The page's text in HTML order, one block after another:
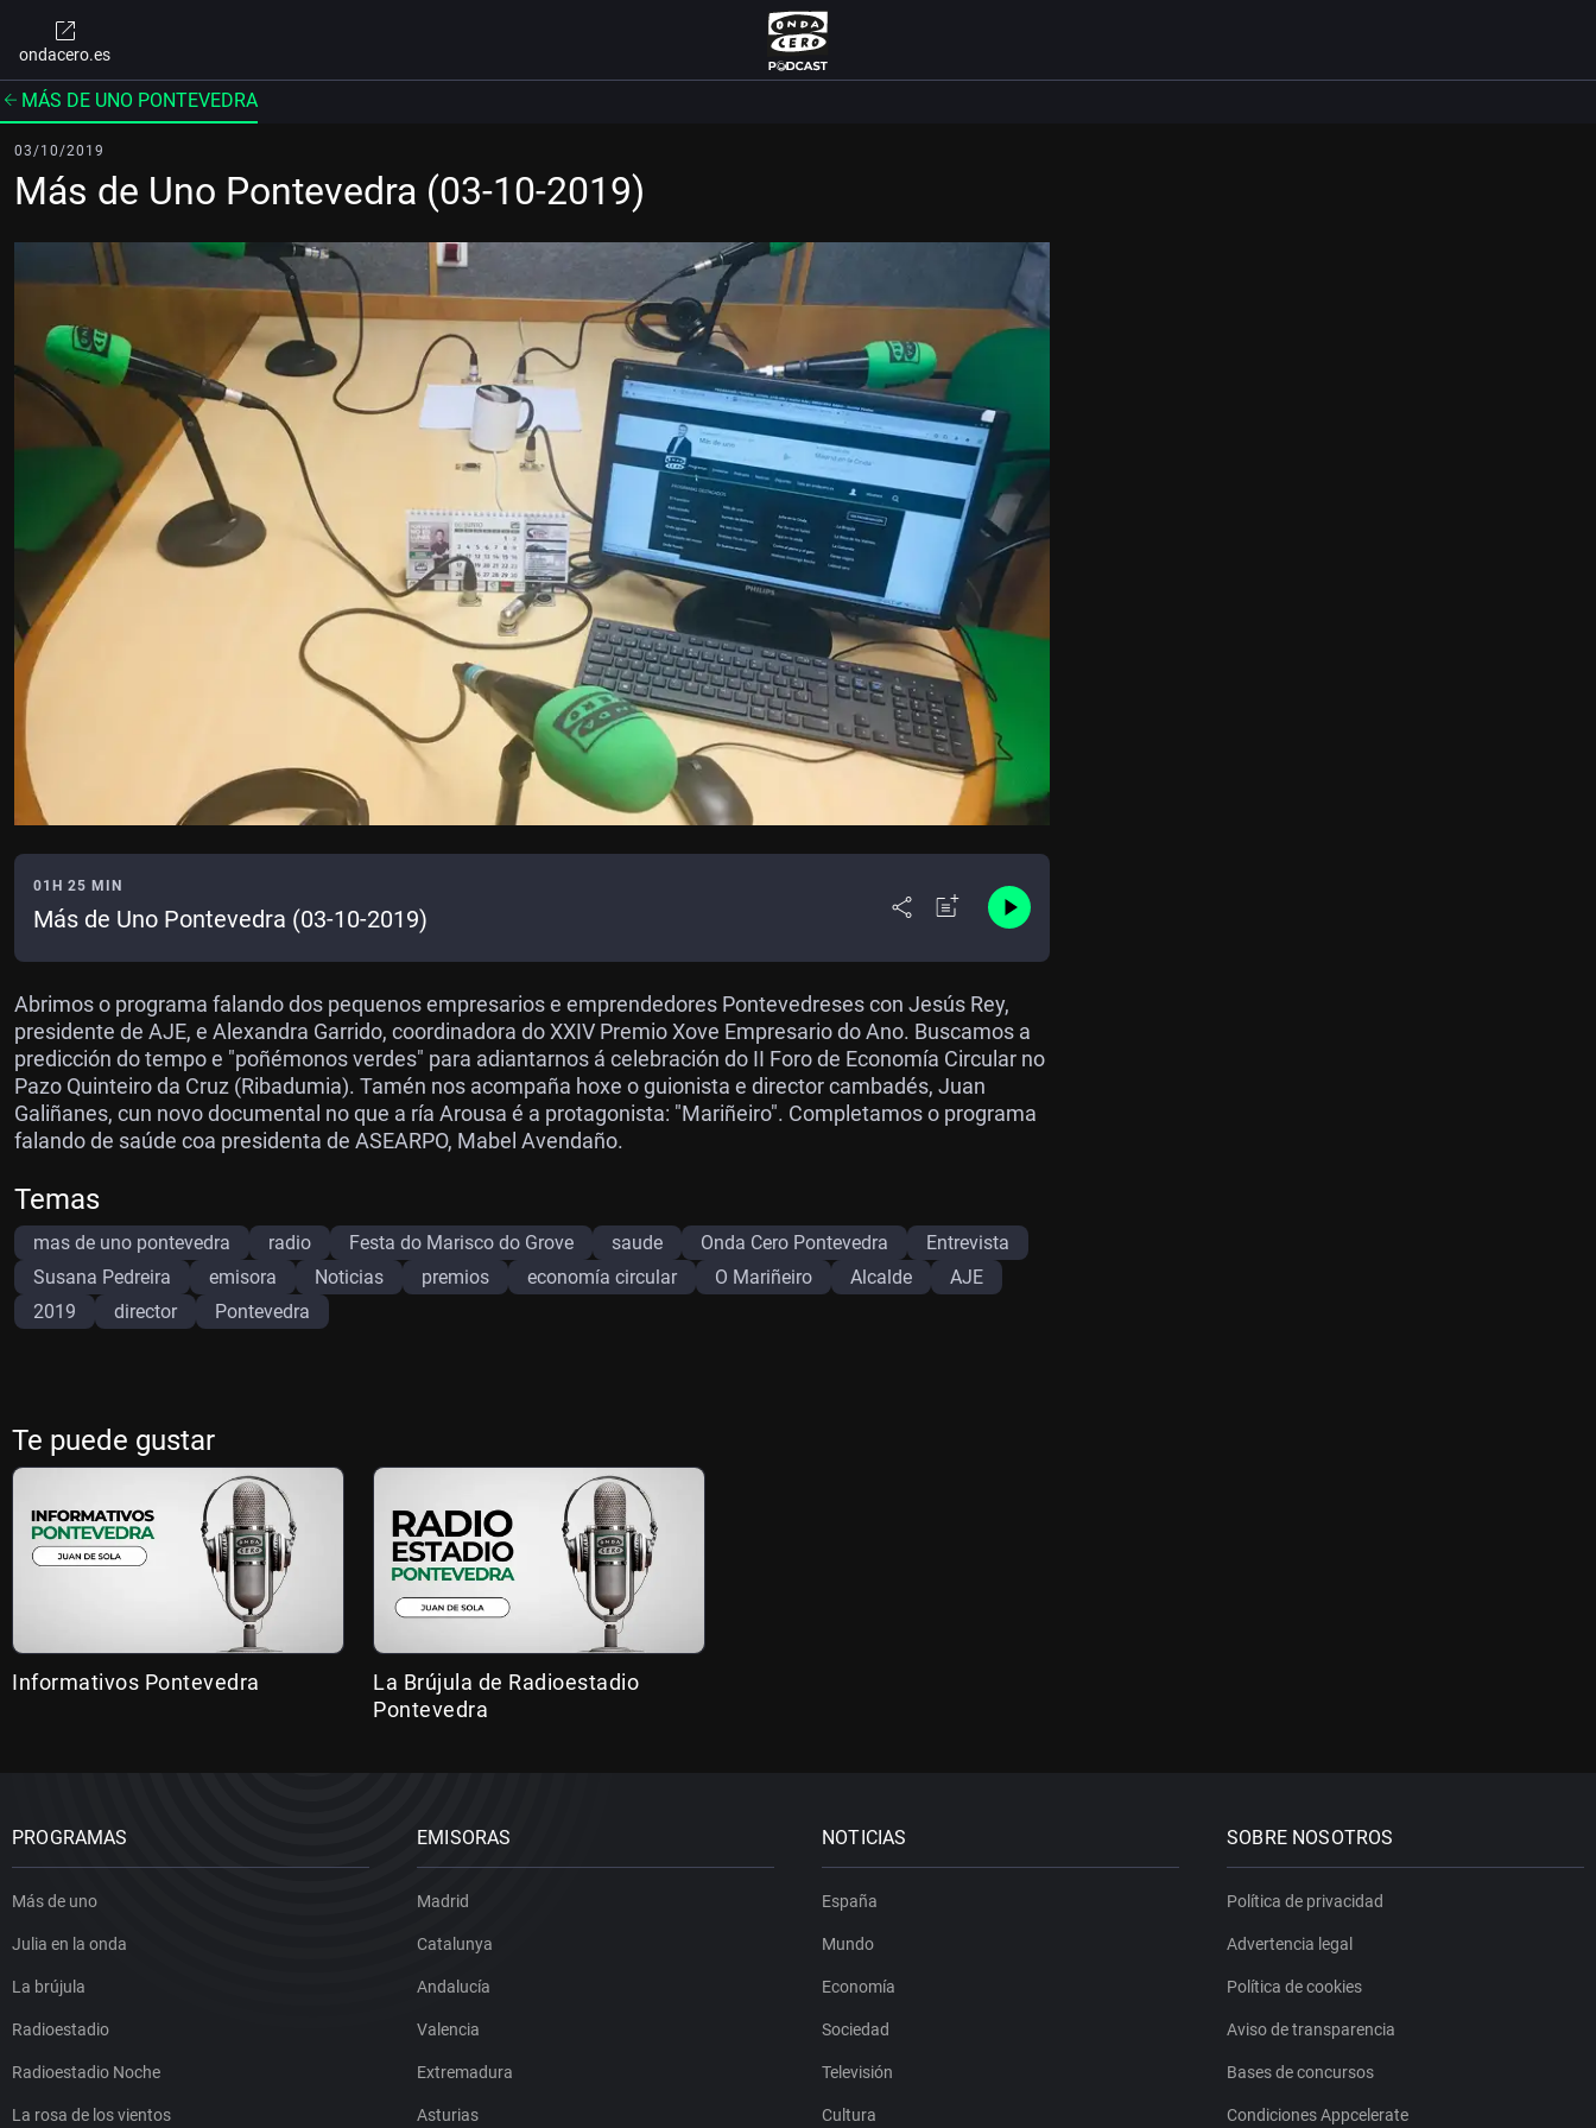
ondacero.es
MÁS DE UNO PONTEVEDRA
03/10/2019
Más de Uno Pontevedra (03-10-2019)
01H 25 MIN
Más de Uno Pontevedra (03-10-2019)
Abrimos o programa falando dos pequenos empresarios e emprendedores Pontevedreses con Jesús Rey,
presidente de AJE, e Alexandra Garrido, coordinadora do XXIV Premio Xove Empresario do Ano. Buscamos a
predicción do tempo e "poñémonos verdes" para adiantarnos á celebración do II Foro de Economía Circular no
Pazo Quinteiro da Cruz (Ribadumia). Tamén nos acompaña hoxe o guionista e director cambadés, Juan
Galiñanes, cun novo documental no que a ría Arousa é a protagonista: "Mariñeiro". Completamos o programa
falando de saúde coa presidenta de ASEARPO, Mabel Avendaño.
Temas
mas de uno pontevedra radio Festa do Marisco do Grove saude Onda Cero Pontevedra
Entrevista
Susana Pedreira
emisora Noticias premios economía circular O Mariñeiro Alcalde
AJE
2019
director Pontevedra
Te puede gustar
Informativos Pontevedra
La Brújula de Radioestadio
Pontevedra
PROGRAMAS
Más de uno
Julia en la onda
La brújula
Radioestadio
Radioestadio Noche
La rosa de los vientos
EMISORAS
Madrid
Catalunya
Andalucía
Valencia
Extremadura
Asturias
NOTICIAS
España
Mundo
Economía
Sociedad
Televisión
Cultura
SOBRE NOSOTROS
Política de privacidad
Advertencia legal
Política de cookies
Aviso de transparencia
Bases de concursos
Condiciones Appcelerate